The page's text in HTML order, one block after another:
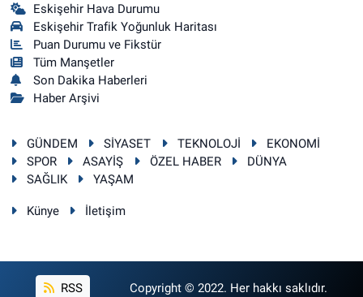
Eskişehir Hava Durumu
Eskişehir Trafik Yoğunluk Haritası
Puan Durumu ve Fikstür
Tüm Manşetler
Son Dakika Haberleri
Haber Arşivi
GÜNDEM SİYASET TEKNOLOJİ
EKONOMİ
SPOR
ASAYİŞ ÖZEL HABER
DÜNYA
SAĞLIK
YAŞAM
Künye İletişim
RSS Copyright © 2022. Her hakkı saklıdır.